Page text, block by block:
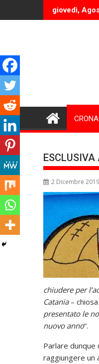
to
giovedì,
2 Dicembre 2019
chiudere per
Catania –
presentato le
nuovo anno“.
Parlare dunque
raggiungere un